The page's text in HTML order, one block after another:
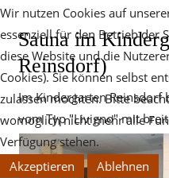
Sauna im
Reinsdorf)
Im Kindergarten Reinsdorf
vom Typ "Livigno" mit
Wir nutzen Cookies auf
essenziell für den Betrieb der
diese Website und die
Cookies). Sie können selbst
zulassen möchten. Bitte
womöglich nicht mehr alle
Verfügung stehen.
Akzeptieren
Ablehnen